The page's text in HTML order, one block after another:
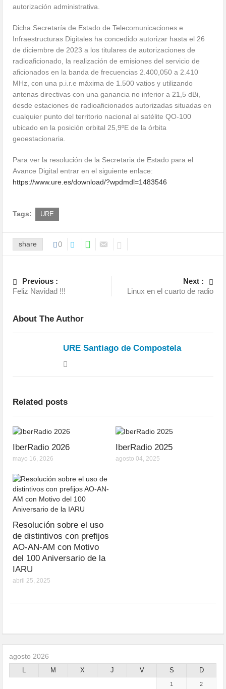
autorización administrativa.
Dicha Secretaría de Estado de Telecomunicaciones e
Infraestructuras Digitales ha concedido autorizar hasta el 26
de diciembre de 2023 a los titulares de autorizaciones de
radioaficionado, la realización de emisiones del servicio de
aficionados en la banda de frecuencias 2.400,050 a 2.410
MHz, con una p.i.r.e máxima de 1.500 vatios y utilizando
antenas directivas con una ganancia no inferior a 21,5 dBi,
desde estaciones de radioaficionados autorizadas situadas en
cualquier punto del territorio nacional al satélite QO-100
ubicado en la posición orbital 25,9ºE de la órbita
geoestacionaria.
Para ver la resolución de la Secretaria de Estado para el
Avance Digital entrar en el siguiente enlace:
https://www.ure.es/download/?wpdmdl=1483546
Tags: URE
share 0
Previous :
Feliz Navidad !!!
Next :
Linux en el cuarto de radio
About The Author
URE Santiago de Compostela
Related posts
IberRadio 2026
mayo 16, 2026
IberRadio 2025
agosto 04, 2025
Resolución sobre el uso
de distintivos con prefijos
AO-AN-AM con Motivo
del 100 Aniversario de la
IARU
abril 25, 2025
agosto 2026
L M X J V S D
1 2